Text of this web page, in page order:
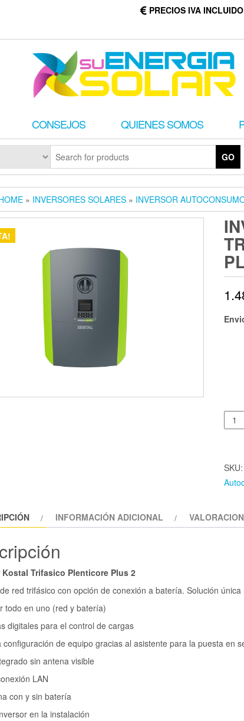
PRECIOS IVA INCLUIDO
CONSEJOS QUIENES SOMOS
GO
» INVERSORES SOLARES » INVERSOR
SKU:
INFORMACIÓN ADICIONAL
Kostal Trifasico Plenticore Plus 2
red trifásico con opción de conexión a batería. Solución
todo en uno (red y batería)
digitales para el control de cargas
configuración de equipo gracias al asistente para la puesta en
sin antena visible
LAN
con y sin batería
en la instalación